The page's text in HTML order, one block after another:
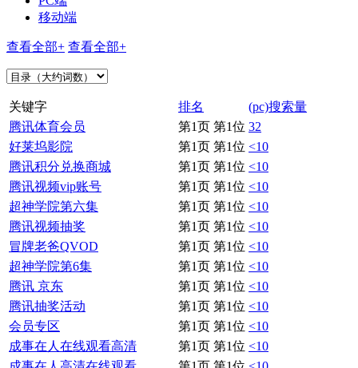
移动端
查看全部+ 查看全部+
关键字 排名
(pc)搜索量
腾讯体育会员
第1页 第1位 32
好莱坞影院
第1页 第1位 <10
腾讯积分兑换商城
第1页 第1位 <10
腾讯视频vip账号
第1页 第1位 <10
超神学院第六集
第1页 第1位 <10
腾讯视频抽奖
第1页 第1位 <10
冒牌老爸QVOD
第1页 第1位 <10
超神学院第6集
第1页 第1位 <10
腾讯 京东
第1页 第1位 <10
腾讯抽奖活动
第1页 第1位 <10
会员专区
第1页 第1位 <10
成事在人在线观看高清
第1页 第1位 <10